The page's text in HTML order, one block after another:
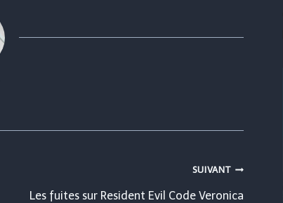
SUIVANT
Les fuites sur Resident Evil Code Veronica